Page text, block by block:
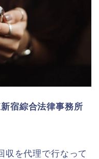
宿綜合法律事務所
収を代理で行なって